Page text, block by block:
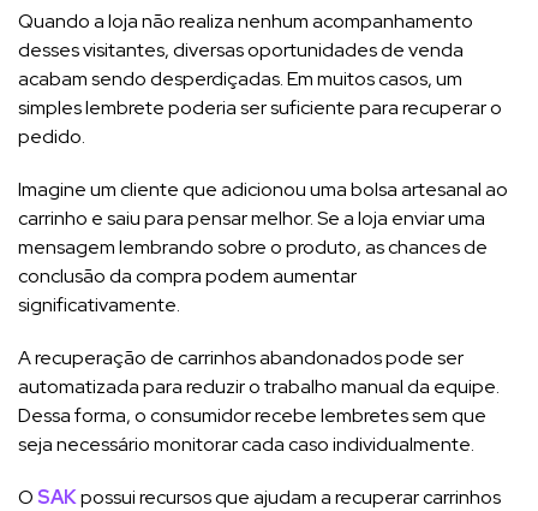
Quando a loja não realiza nenhum acompanhamento
desses visitantes, diversas oportunidades de venda
acabam sendo desperdiçadas. Em muitos casos, um
simples lembrete poderia ser suficiente para recuperar o
pedido.
Imagine um cliente que adicionou uma bolsa artesanal ao
carrinho e saiu para pensar melhor. Se a loja enviar uma
mensagem lembrando sobre o produto, as chances de
conclusão da compra podem aumentar
significativamente.
A recuperação de carrinhos abandonados pode ser
automatizada para reduzir o trabalho manual da equipe.
Dessa forma, o consumidor recebe lembretes sem que
seja necessário monitorar cada caso individualmente.
OSAKpossui recursos que ajudam a recuperar carrinhos